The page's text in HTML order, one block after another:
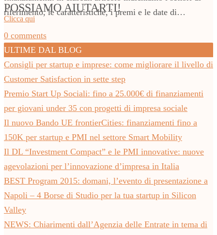
POSSIAMO AIUTARTI!
Clicca qui
riferimento, le caratteristiche, i premi e le date di…
0 comments
ULTIME DAL BLOG
Consigli per startup e imprese: come migliorare il livello di
Customer Satisfaction in sette step
Premio Start Up Sociali: fino a 25.000€ di finanziamenti
per giovani under 35 con progetti di impresa sociale
Il nuovo Bando UE frontierCities: finanziamenti fino a
150K per startup e PMI nel settore Smart Mobility
Il DL “Investment Compact” e le PMI innovative: nuove
agevolazioni per l’innovazione d’impresa in Italia
BEST Program 2015: domani, l’evento di presentazione a
Napoli – 4 Borse di Studio per la tua startup in Silicon
Valley
NEWS: Chiarimenti dall’Agenzia delle Entrate in tema di